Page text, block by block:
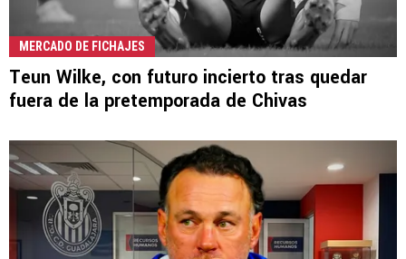
MERCADO DE FICHAJES
Teun Wilke, con futuro incierto tras quedar
fuera de la pretemporada de Chivas